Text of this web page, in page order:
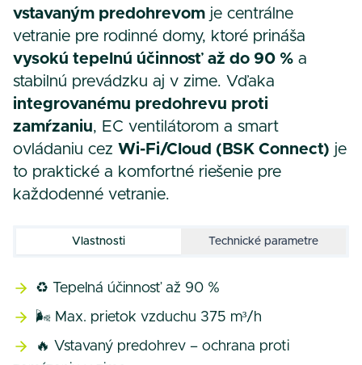
vstavaným predohrevom je centrálne
vetranie pre rodinné domy, ktoré prináša
vysokú tepelnú účinnosť až do 90 % a
stabilnú prevádzku aj v zime. Vďaka
integrovanému predohrevu proti
zamŕzaniu, EC ventilátorom a smart
ovládaniu cez Wi-Fi/Cloud (BSK Connect) je
to praktické a komfortné riešenie pre
každodenné vetranie.
Vlastnosti Technické parametre
♻️ Tepelná účinnosť až 90 %
🌬️ Max. prietok vzduchu 375 m³/h
🔥 Vstavaný predohrev – ochrana proti